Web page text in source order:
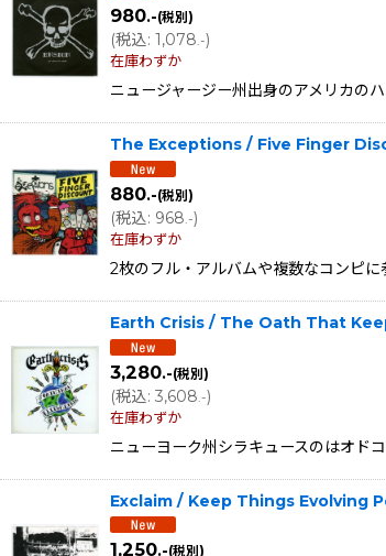
980.-(税別)
(税込: 1,078.-)
在庫わずか
ニュージャージー州出身のアメリカ
The Exceptions / Five Finger
880.-(税別)
(税込: 968 .-)
在庫わずか
2枚のフル・アルバムや複数なコンピ
Earth Crisis / The Oath That
3,280.-(税別)
(税込: 3,608 .-)
在庫わずか
ニューヨーク州シラキュースのはオ
Exclaim / Keep Things Evolving
1,250.-(税別)